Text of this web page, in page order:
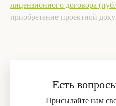
лицензионного договора
приобретение проектной
Есть
Присылайте нам